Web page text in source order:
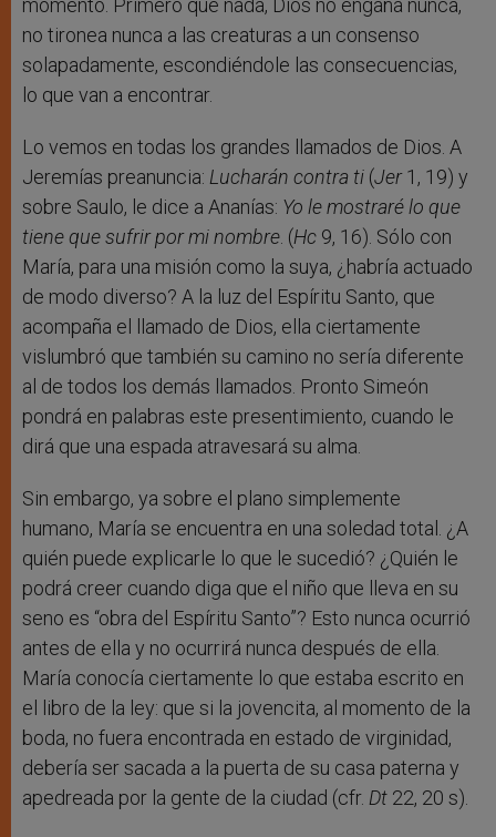
momento. Primero que nada, Dios no engaña nunca,
no tironea nunca a las creaturas a un consenso
solapadamente, escondiéndole las consecuencias,
lo que van a encontrar.
Lo vemos en todas los grandes llamados de Dios. A
Jeremías preanuncia: Lucharán contra ti (Jer1, 19) y
sobre Saulo, le dice a Ananías: Yo le mostraré lo que
tiene que sufrir por mi nombre. (Hc 9, 16). Sólo con
María, para una misión como la suya, ¿habría actuado
de modo diverso? A la luz del Espíritu Santo, que
acompaña el llamado de Dios, ella ciertamente
vislumbró que también su camino no sería diferente
al de todos los demás llamados. Pronto Simeón
pondrá en palabras este presentimiento, cuando le
dirá que una espada atravesará su alma.
Sin embargo, ya sobre el plano simplemente
humano, María se encuentra en una soledad total. ¿A
quién puede explicarle lo que le sucedió? ¿Quién le
podrá creer cuando diga que el niño que lleva en su
seno es “obra del Espíritu Santo”? Esto nunca ocurrió
antes de ella y no ocurrirá nunca después de ella.
María conocía ciertamente lo que estaba escrito en
el libro de la ley: que si la jovencita, al momento de la
boda, no fuera encontrada en estado de virginidad,
debería ser sacada a la puerta de su casa paterna y
apedreada por la gente de la ciudad (cfr. Dt 22, 20 s).